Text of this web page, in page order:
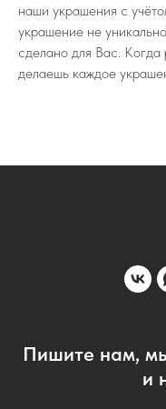
наши украшения с
украшение не
сделано для Вас. Когда
делаешь каждое
Пишите нам,
и